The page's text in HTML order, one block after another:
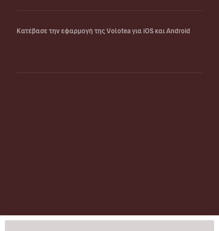
Κατέβασε την εφαρμογή της Volotea για iOS και Android